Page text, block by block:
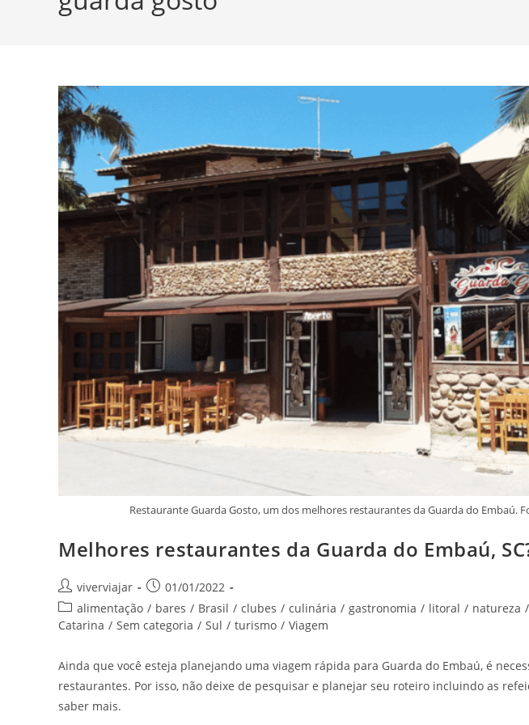
Restaurante Guarda Gosto, um dos melhores restaurantes da Guarda do Embaú.
Melhores restaurantes da Guarda do Embaú,
Autor
do
post:
viverviajar
Post
publicado:
01/01/2022
Categoria
do
alimentação / bares / Brasil / clubes / culinária / gastronomia / litoral / natureza /
Catarina / Sem categoria / Sul / turismo / Viagem
Ainda que você esteja planejando uma viagem rápida para Guarda do Embaú, é
restaurantes. Por isso, não deixe de pesquisar e planejar seu roteiro incluindo as
saber mais.